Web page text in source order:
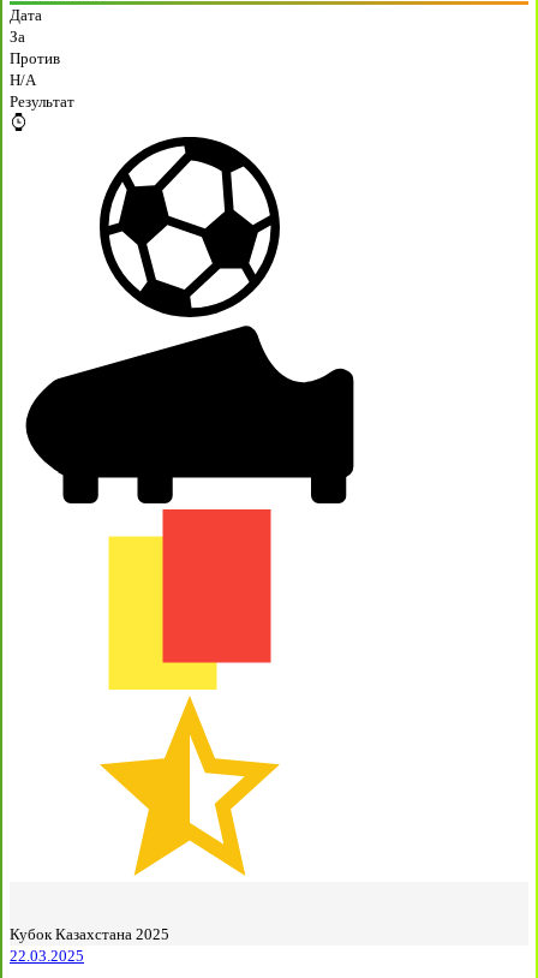
Дата
За
Против
H/A
Результат
Кубок Казахстана 2025
22.03.2025